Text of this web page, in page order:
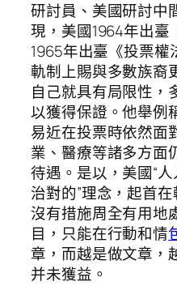
研討員、美國研討中
現，美國1964年出臺
1965年出臺《投票
軌制上賜與多數族裔
自己就具有局限性，
以獲得保證。他舉例
易近在投票時依然面
業、醫療等諸多方面
待遇。是以，美國“人
治對的”理念，起首
沒有措施周全有用地
目，只能在行動和情
章，而越是做文章，
并未獲益。